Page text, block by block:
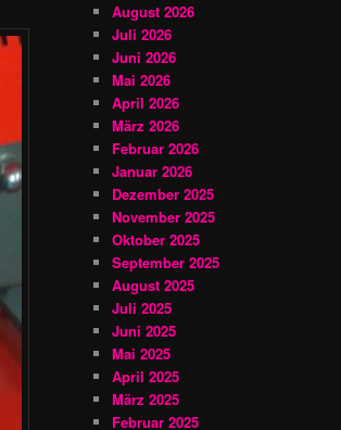
August 2026
Juli 2026
Juni 2026
Mai 2026
April 2026
März 2026
Februar 2026
Januar 2026
Dezember 2025
November 2025
Oktober 2025
September 2025
August 2025
Juli 2025
Juni 2025
Mai 2025
April 2025
März 2025
Februar 2025